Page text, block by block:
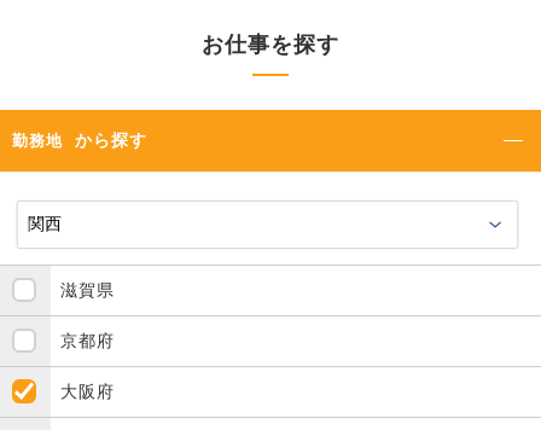
お仕事を探す
勤務地 から探す
滋賀県
京都府
大阪府